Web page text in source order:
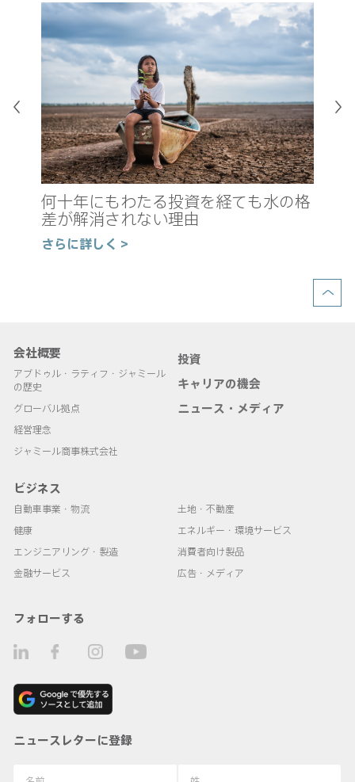
何十年にもわたる投資を経ても水の格
差が解消されない理由
さらに詳しく >
会社概要
アブドゥル・ラティフ・ジャミール
の歴史
グローバル拠点
経営理念
ジャミール商事株式会社
投資
キャリアの機会
ニュース・メディア
ビジネス
自動車事業・物流
健康
エンジニアリング・製造
金融サービス
土地・不動産
エネルギー・環境サービス
消費者向け製品
広告・メディア
フォローする
ニュースレターに登録